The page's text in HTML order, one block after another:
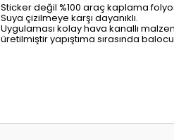
Sticker değil %100 araç kaplama
Suya çizilmeye karşı dayanıklı.
Uygulaması kolay hava kanallı
üretilmiştir yapıştıma sırasında